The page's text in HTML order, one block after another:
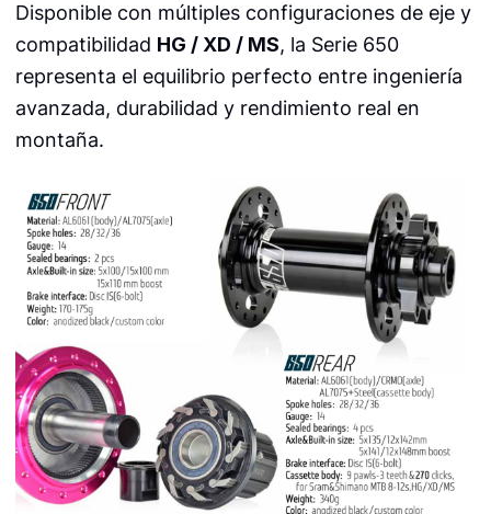
Disponible con múltiples configuraciones de eje y
compatibilidad HG / XD / MS, la Serie 650
representa el equilibrio perfecto entre ingeniería
avanzada, durabilidad y rendimiento real en
montaña.